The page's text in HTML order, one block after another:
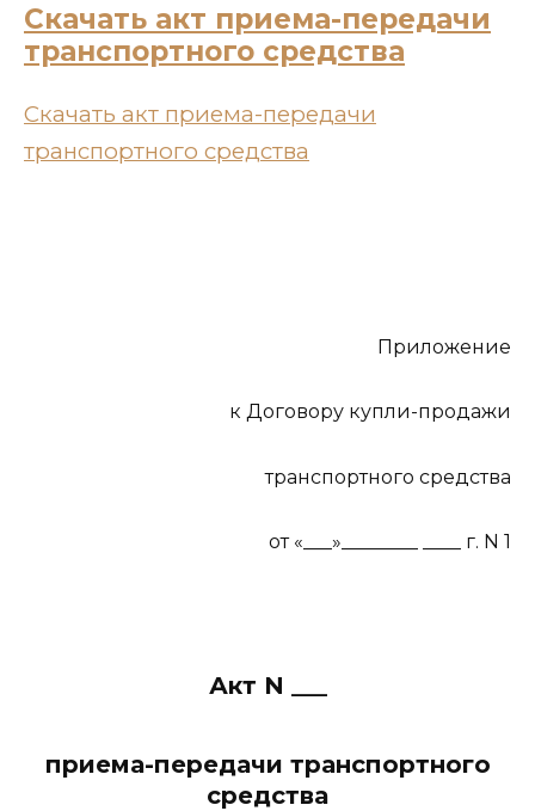
Скачать акт приема-передачи
транспортного средства
Скачать акт приема-передачи
транспортного средства
Приложение
к Договору купли-продажи
транспортного средства
от «___»________ ____ г. N 1
Акт N ___
приема-передачи транспортного
средства